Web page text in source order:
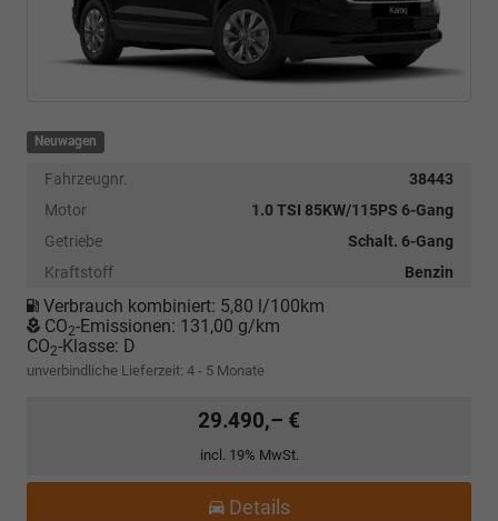
Neuwagen
Fahrzeugnr.
38443
Motor
1.0 TSI 85KW/115PS 6-Gang
Getriebe
Schalt. 6-Gang
Kraftstoff
Benzin
Verbrauch kombiniert: 5,80 l/100km
CO2-Emissionen: 131,00 g/km
CO2-Klasse: D
unverbindliche Lieferzeit: 4 - 5 Monate
29.490,– €
incl. 19% MwSt.
Details